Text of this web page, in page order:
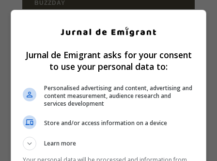
Jurnal de Emigrant asks for your consent
to use your personal data to:
Personalised advertising and content, advertising and
content measurement, audience research and
services development
Store and/or access information on a device
Learn more